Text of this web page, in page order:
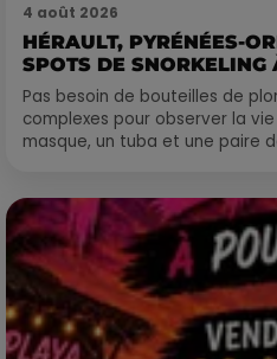
4 août 2026
HÉRAULT, PYRÉNÉES-
SPOTS DE SNORKELING
Pas besoin de bouteilles de
complexes pour observer la
masque, un tuba et une paire